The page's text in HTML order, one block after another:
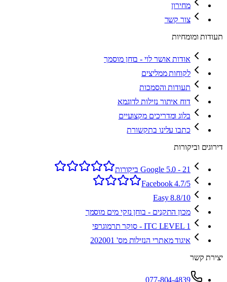
מחירון
צור קשר
תעודות ומומחיות
אודות אושר לוי - בוחן מוסמך
לקוחות ממליצים
תעודות והסמכות
דוח איתור נזילות לדוגמא
בלוג ומדריכים מקצועיים
כתבו עלינו בתקשורת
דירוגים וביקורות
Google 5.0 - 21 ביקורות
Facebook 4.7/5
Easy 8.8/10
מכון התקנים - בוחן נזקי מים מוסמך
ITC LEVEL 1 - סוקר תרמוגרפי
איגוד מאתרי הנזילות מס' 202001
יצירת קשר
077-804-4839